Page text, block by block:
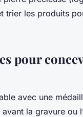
trier les produits
pour
avec une
la gravure ou